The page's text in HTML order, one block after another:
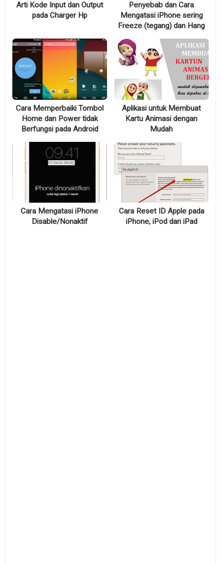
Arti Kode Input dan Output
pada Charger Hp
Penyebab dan Cara
Mengatasi iPhone sering
Freeze (tegang) dan Hang
Cara Memperbaiki Tombol
Home dan Power tidak
Berfungsi pada Android
Aplikasi untuk Membuat
Kartu Animasi dengan
Mudah
Cara Mengatasi iPhone
Disable/Nonaktif
Cara Reset ID Apple pada
iPhone, iPod dan iPad